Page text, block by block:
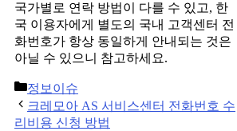
국가별로 연락 방법이 다를 수 있고, 한
국 이용자에게 별도의 국내 고객센터 전
화번호가 항상 동일하게 안내되는 것은
아닐 수 있으니 참고하세요.
Categories
정보이슈
Post
navigation
크레모아 AS 서비스센터 전화번호 수
리비용 신청 방법